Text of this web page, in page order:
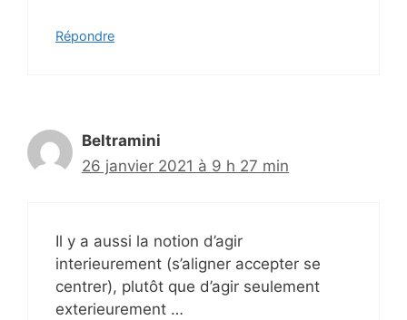
Répondre
Beltramini
26 janvier 2021 à 9 h 27 min
Il y a aussi la notion d’agir
interieurement (s’aligner accepter se
centrer), plutôt que d’agir seulement
exterieurement …